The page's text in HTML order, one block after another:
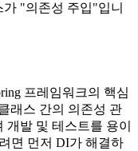
"의존성 주입"입니
프레임워크의 핵심
래스 간의 의존성 관
발 및 테스트를 용이
면 먼저 DI가 해결하